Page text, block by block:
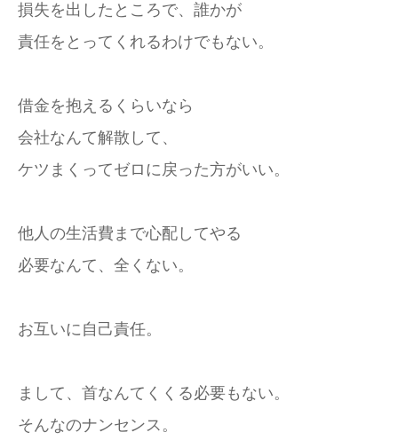
損失を出したところで、誰かが
責任をとってくれるわけでもない。
借金を抱えるくらいなら
会社なんて解散して、
ケツまくってゼロに戻った方がいい。
他人の生活費まで心配してやる
必要なんて、全くない。
お互いに自己責任。
まして、首なんてくくる必要もない。
そんなのナンセンス。